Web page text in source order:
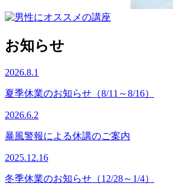
お知らせ
2026.8.1
夏季休業のお知らせ（8/11～8/16）
2026.6.2
暴風警報による休講のご案内
2025.12.16
冬季休業のお知らせ（12/28～1/4）